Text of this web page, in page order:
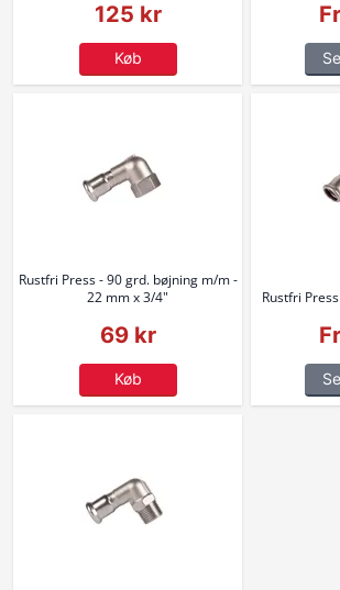
125 kr
Køb
Rustfri Press - 90 grd. bøjning m/m -
22 mm x 3/4"
69 kr
Køb
Rustfri